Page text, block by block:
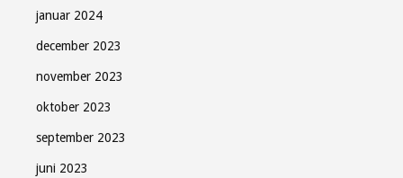
januar 2024
december 2023
november 2023
oktober 2023
september 2023
juni 2023